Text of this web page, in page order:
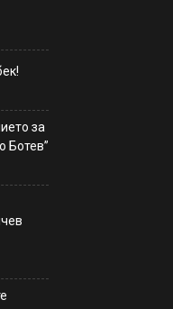
за
Ботев”